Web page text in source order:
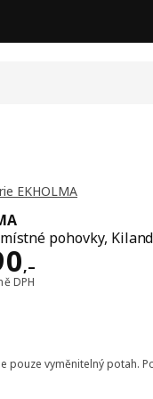
EKHOLMA
pohovky,
,–
2990,–
DPH
pouze vyměnitelný potah.